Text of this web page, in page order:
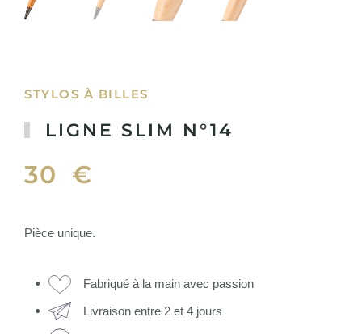
STYLOS À BILLES
LIGNE SLIM N°14
30 €
Pièce unique.
Fabriqué à la main avec passion
Livraison entre 2 et 4 jours